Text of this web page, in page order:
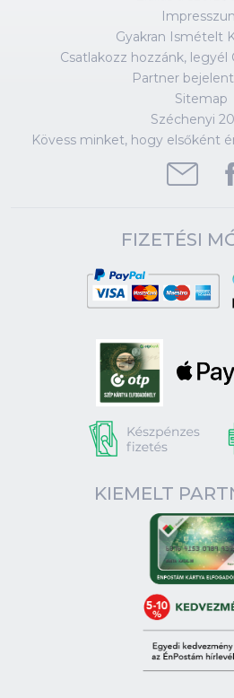
Gyakran Ismételt
Csatlakozz hozzánk, legyél
Partner
Sitemap
Széchenyi
Kövess minket, hogy elsőként
FIZETÉSI
KIEMELT